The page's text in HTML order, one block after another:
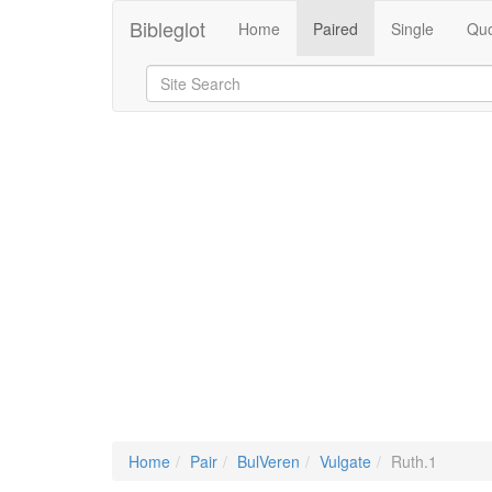
Bibleglot Home Paired Single
Home Pair BulVeren Vulgate Ruth.1